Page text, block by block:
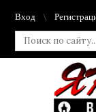
Вход